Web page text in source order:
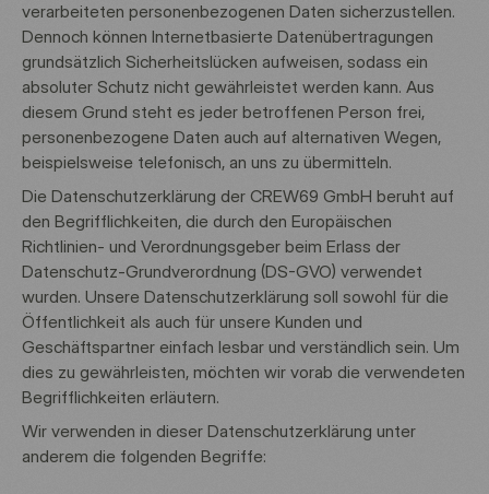
verarbeiteten personenbezogenen Daten sicherzustellen.
Dennoch können Internetbasierte Datenübertragungen
grundsätzlich Sicherheitslücken aufweisen, sodass ein
absoluter Schutz nicht gewährleistet werden kann. Aus
diesem Grund steht es jeder betroffenen Person frei,
personenbezogene Daten auch auf alternativen Wegen,
beispielsweise telefonisch, an uns zu übermitteln.
Die Datenschutzerklärung der CREW69 GmbH beruht auf
den Begrifflichkeiten, die durch den Europäischen
Richtlinien- und Verordnungsgeber beim Erlass der
Datenschutz-Grundverordnung (DS-GVO) verwendet
wurden. Unsere Datenschutzerklärung soll sowohl für die
Öffentlichkeit als auch für unsere Kunden und
Geschäftspartner einfach lesbar und verständlich sein. Um
dies zu gewährleisten, möchten wir vorab die verwendeten
Begrifflichkeiten erläutern.
Wir verwenden in dieser Datenschutzerklärung unter
anderem die folgenden Begriffe: